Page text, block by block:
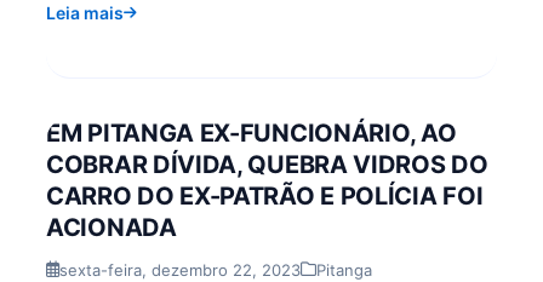
Leia mais
EM PITANGA EX-FUNCIONÁRIO, AO
COBRAR DÍVIDA, QUEBRA VIDROS DO
CARRO DO EX-PATRÃO E POLÍCIA FOI
ACIONADA
sexta-feira, dezembro 22, 2023 Pitanga